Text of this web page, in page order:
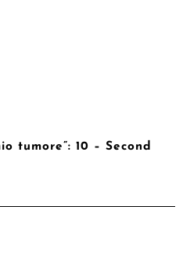
tumore”: 10 – Second